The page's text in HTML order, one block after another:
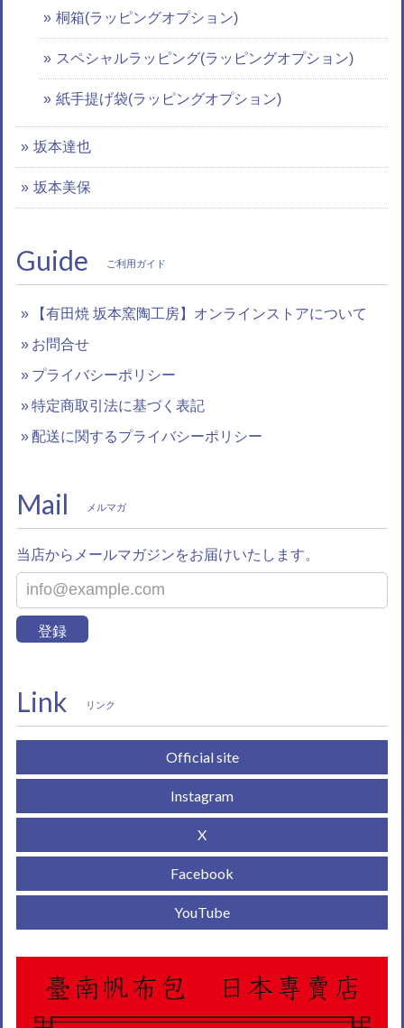
桐箱(ラッピングオプション)
スペシャルラッピング(ラッピングオプション)
紙手提げ袋(ラッピングオプション)
坂本達也
坂本美保
Guide ご利用ガイド
【有田焼 坂本窯陶工房】オンラインストアについて
お問合せ
プライバシーポリシー
特定商取引法に基づく表記
配送に関するプライバシーポリシー
Mail メルマガ
当店からメールマガジンをお届けいたします。
登録
Link リンク
Official site
Instagram
X
Facebook
YouTube